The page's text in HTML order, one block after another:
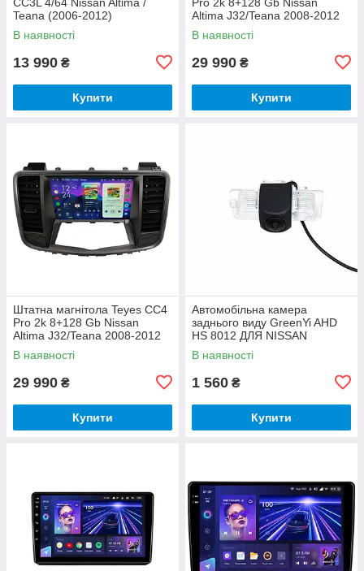
Teana (2006-2012)
В наявності
13 990 ₴
Купити
Altima J32/Teana 2008-2012
CD BSJ 9"
В наявності
29 990 ₴
Купити
Штатна магнітола Teyes CC4
Pro 2k 8+128 Gb Nissan
Altima J32/Teana 2008-2012
без CD BSJ 9"
В наявності
29 990 ₴
Купити
Автомобільна камера
заднього виду GreenYi AHD
HS 8012 ДЛЯ NISSAN
SYLPHY TEANA TIIDA
ROGUE QUEST ALTIMA
MURANO SENTRA ALMERA
В наявності
1 560 ₴
Купити